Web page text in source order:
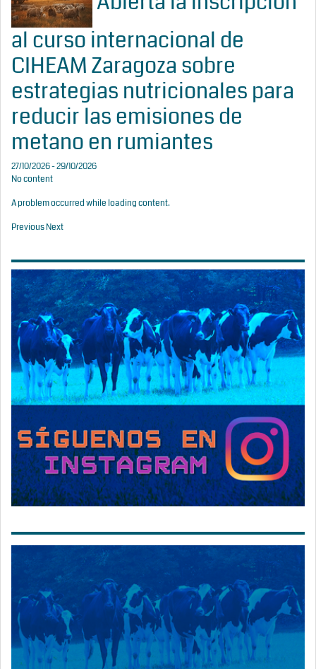
al curso internacional de
CIHEAM Zaragoza sobre
estrategias nutricionales para
reducir las emisiones de
metano en rumiantes
27/10/2026 - 29/10/2026
No content
A problem occurred while loading content.
PreviousNext